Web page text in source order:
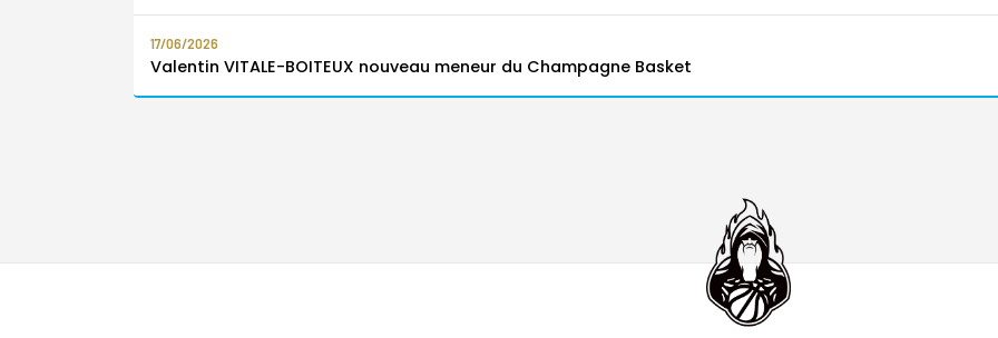
17/06/2026
Valentin VITALE-BOITEUX nouveau meneur du Champagne Basket